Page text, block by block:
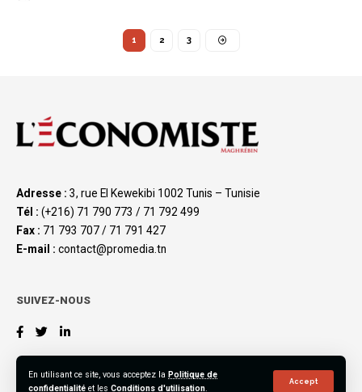
En utilisant ce site, vous acceptez la Politique de
confidentialité et les Conditions d'utilisation.
Accept
1 2 3
Adresse : 3, rue El Kewekibi 1002 Tunis – Tunisie
Tél : (+216) 71 790 773 / 71 792 499
Fax : 71 793 707 / 71 791 427
E-mail : contact@promedia.tn
SUIVEZ-NOUS